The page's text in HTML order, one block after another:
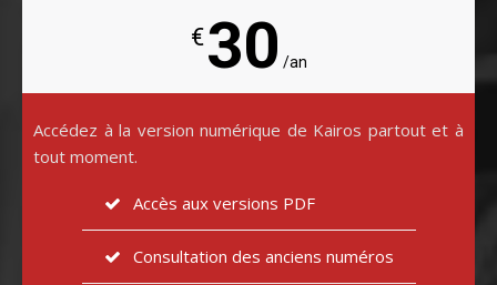
€30 /an
Accédez à la version numérique de Kairos partout et à
tout moment.
Accès aux versions PDF
Consultation des anciens numéros